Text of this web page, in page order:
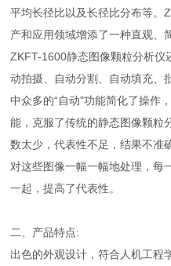
平均长径比以及长径比分布等。
产和应用领域增添了一种直观、
ZKFT-1600静态图像颗粒分析仪
动拍摄、自动分割、自动填充、
中众多的“自动"功能简化了操作
能，克服了传统的静态图像颗粒
数太少，代表性不足，结果不准
对这些图像一幅一幅地处理，每
一起，提高了代表性。
二、产品特点:
出色的外观设计，符合人机工程